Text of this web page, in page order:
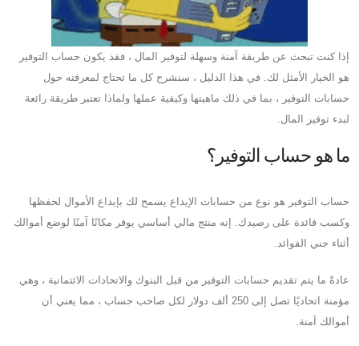
إذا كنت تبحث عن طريقة آمنة وسهلة لتوفير المال ، فقد يكون حساب التوفير
هو الخيار الأمثل لك. في هذا الدليل ، سنشرح كل ما تحتاج لمعرفته حول
حسابات التوفير ، بما في ذلك ماهيتها وكيفية عملها ولماذا تعتبر طريقة رائعة
لبدء توفير المال.
ما هو حساب التوفير؟
حساب التوفير هو نوع من حسابات الإيداع يسمح لك بإيداع الأموال لحفظها
وكسب فائدة على رصيدك. إنه منتج مالي أساسي يوفر مكانًا آمنًا لوضع أموالك
أثناء جني الفوائد.
عادةً ما يتم تقديم حسابات التوفير من قبل البنوك والاتحادات الائتمانية ، وهي
مؤمنة اتحاديًا تصل إلى 250 ألف دولار لكل صاحب حساب ، مما يعني أن
أموالك آمنة.